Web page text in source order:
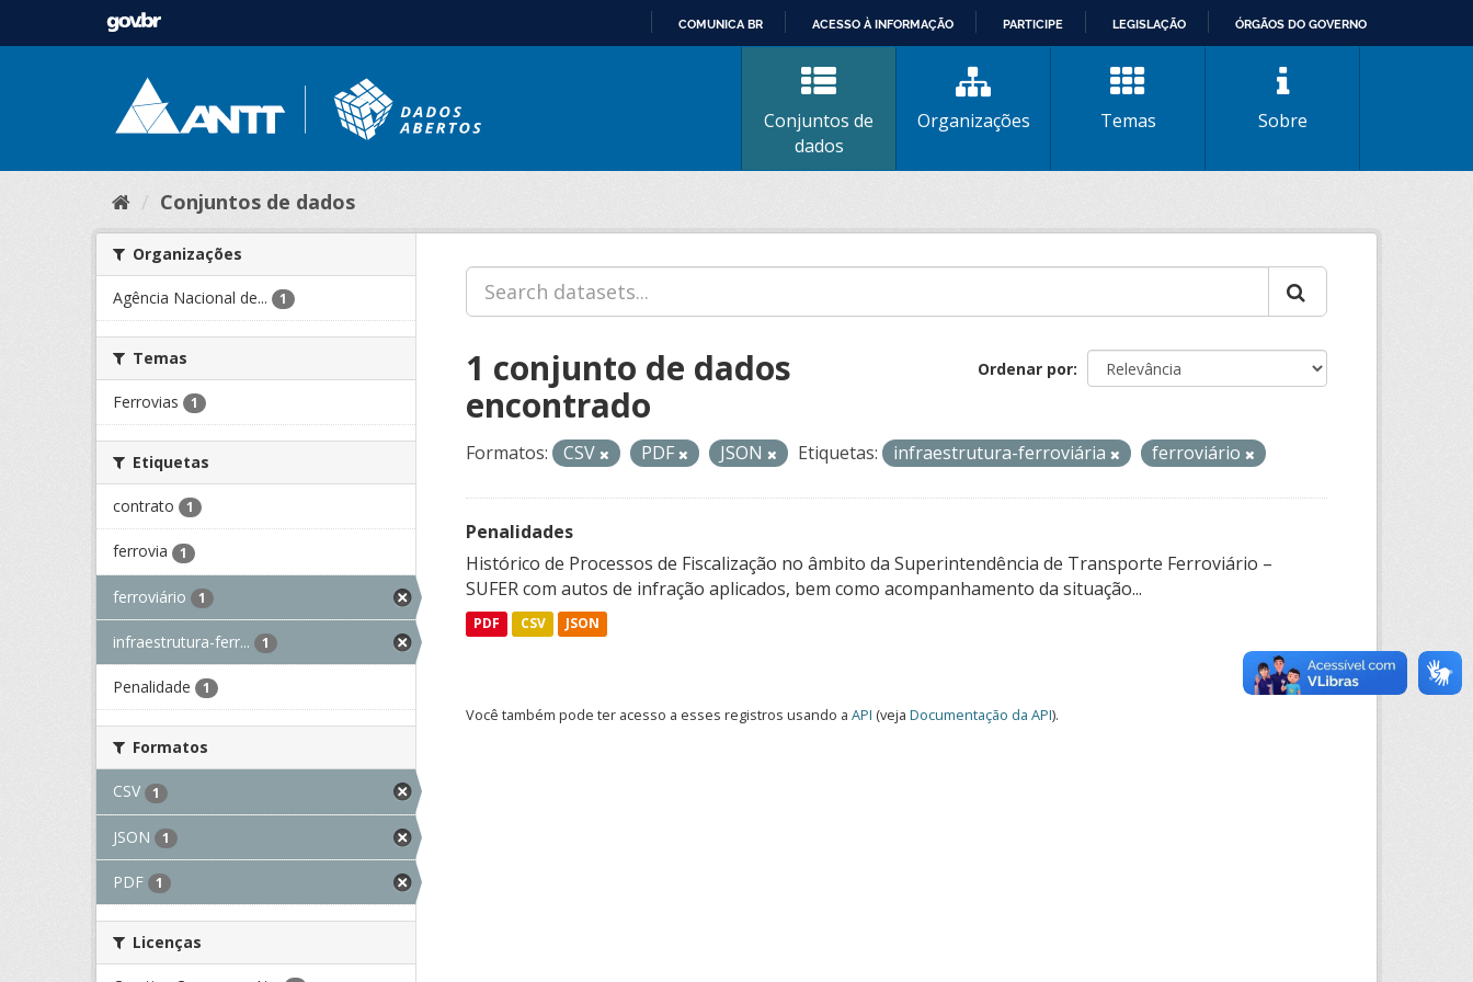
CONTEÚDO
COMUNICA BR ACESSO À INFORMAÇÃO PARTICIPE LEGISLAÇÃO ÓRGÃOS DO GOVERNO
Conjuntos de
dados
Organizações Temas Sobre
Conjuntos de dados
Organizações
Agência Nacional de... 1
Temas
Ferrovias 1
Etiquetas
contrato 1
ferrovia 1
ferroviário 1
infraestrutura-ferr... 1
Penalidade 1
Formatos
CSV 1
JSON 1
PDF 1
Licenças
Ordenar por
1 conjunto de dados
encontrado
Formatos: CSV PDF JSON Etiquetas: infraestrutura-ferroviária ferroviário
Penalidades
Histórico de Processos de Fiscalização no âmbito da Superintendência de Transporte Ferroviário –
SUFER com autos de infração aplicados, bem como acompanhamento da situação...
PDF CSV JSON
Você também pode ter acesso a esses registros usando a API (veja Documentação da API).